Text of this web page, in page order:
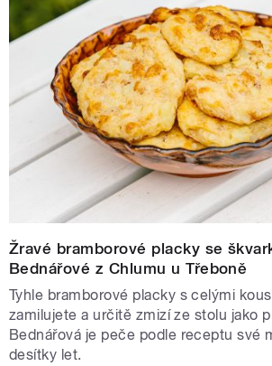
Žravé bramborové placky se
Bednářové z Chlumu u Třeboně
Tyhle bramborové placky s celými
zamilujete a určitě zmizí ze stolu jako
Bednářová je peče podle receptu své
desítky let.